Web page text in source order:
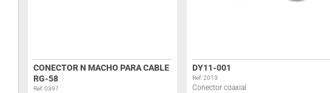
CONECTOR N MACHO PARA CABLE
RG-58
Ref: 0397
DY11-001
Ref: 2013
Conector coaxial